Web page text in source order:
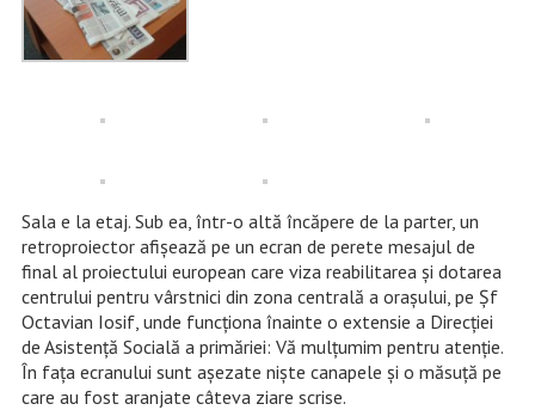
Sala e la etaj. Sub ea, într-o altă încăpere de la parter, un
retroproiector afișează pe un ecran de perete mesajul de
final al proiectului european care viza reabilitarea și dotarea
centrului pentru vârstnici din zona centrală a orașului, pe Șf
Octavian Iosif, unde funcționa înainte o extensie a Direcției
de Asistență Socială a primăriei: Vă mulțumim pentru atenție.
În fața ecranului sunt așezate niște canapele și o măsuță pe
care au fost aranjate câteva ziare scrise.